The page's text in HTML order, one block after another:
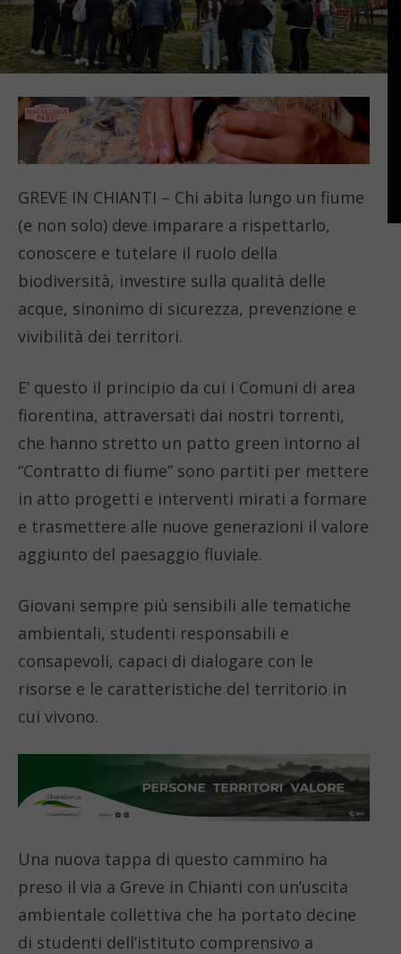
GREVE IN CHIANTI – Chi abita lungo un fiume
(e non solo) deve imparare a rispettarlo,
conoscere e tutelare il ruolo della
biodiversità, investire sulla qualità delle
acque, sinonimo di sicurezza, prevenzione e
vivibilità dei territori.
E’ questo il principio da cui i Comuni di area
fiorentina, attraversati dai nostri torrenti,
che hanno stretto un patto green intorno al
“Contratto di fiume” sono partiti per mettere
in atto progetti e interventi mirati a formare
e trasmettere alle nuove generazioni il valore
aggiunto del paesaggio fluviale.
Giovani sempre più sensibili alle tematiche
ambientali, studenti responsabili e
consapevoli, capaci di dialogare con le
risorse e le caratteristiche del territorio in
cui vivono.
Una nuova tappa di questo cammino ha
preso il via a Greve in Chianti con un’uscita
ambientale collettiva che ha portato decine
di studenti dell’istituto comprensivo a